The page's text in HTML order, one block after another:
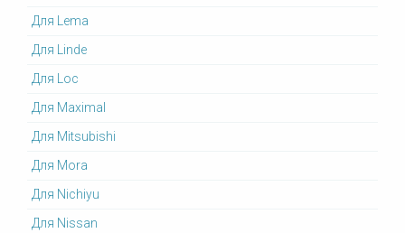
Для Lema
Для Linde
Для Loc
Для Maximal
Для Mitsubishi
Для Mora
Для Nichiyu
Для Nissan